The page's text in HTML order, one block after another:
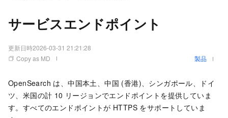
サービスエンドポイント
更新日時2026-03-31 21:21:28
Copy as MD
製品
OpenSearch は、中国本土、中国 (香港)、シンガポール、ドイ
ツ、米国の計 10 リージョンでエンドポイントを提供していま
す。すべてのエンドポイントが HTTPS をサポートしていま